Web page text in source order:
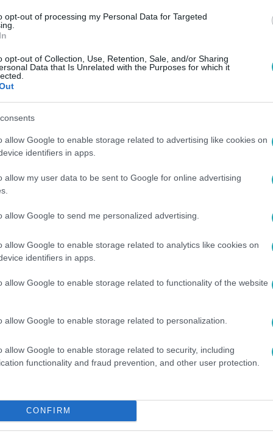
opt-out of processing my Personal Data for Targeted
opt-out of Collection, Use, Retention, Sale, and/or Sharing
Data that Is Unrelated with the Purposes for which it
allow Google to enable storage related to advertising like cookies on
identifiers in apps.
allow my user data to be sent to Google for online advertising
allow Google to send me personalized advertising.
allow Google to enable storage related to analytics like cookies on
identifiers in apps.
allow Google to enable storage related to functionality of the website
allow Google to enable storage related to personalization.
allow Google to enable storage related to security, including
functionality and fraud prevention, and other user protection.
CONFIRM
sorokkal és közös fotókkal emlékezett meg férje,
szakította félbe Németh Zsófi és
Németh Zsófi és Tomi a randijuk közepén jártak,
szólította a párkeresőt.
meghatódott – ilyen ajándékot
feladta a licitálást a hőn vágyott Seiko karóráért, Alföldi
húsvéti programmal készült anyukájának, melyet a
meglepetéssel készült!